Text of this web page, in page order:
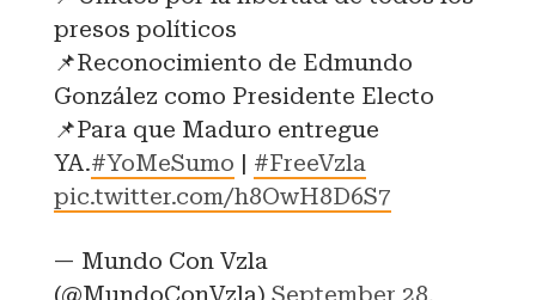
presos políticos
📌Reconocimiento de Edmundo
González como Presidente Electo
📌Para que Maduro entregue
YA.#YoMeSumo | #FreeVzla
pic.twitter.com/h8OwH8D6S7
— Mundo Con Vzla